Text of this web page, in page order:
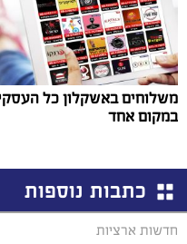
משלוחים באשקלון כל
במקום אחד
כתבות נוספות
חדשות ארציות